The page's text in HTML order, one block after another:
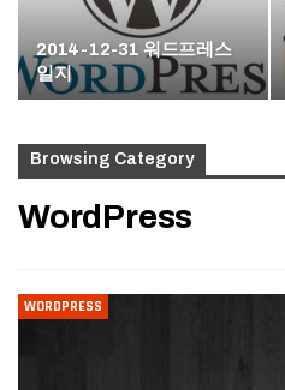
2014-12-31 워드프레스
일지
Browsing Category
WordPress
WORDPRESS